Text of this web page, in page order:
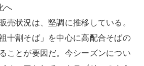
へ
売状況は、堅調に推移している。
十割そば」を中心に高配合そばの
ことが要因だ。今シーズンについ